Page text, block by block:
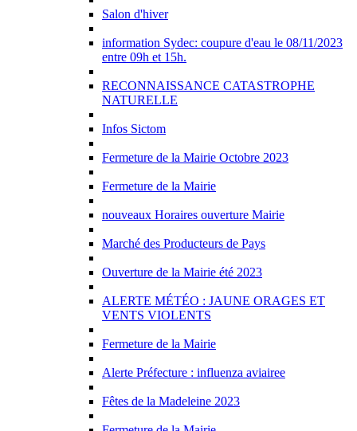
Salon d'hiver
information Sydec: coupure d'eau le 08/11/2023
entre 09h et 15h.
RECONNAISSANCE CATASTROPHE
NATURELLE
Infos Sictom
Fermeture de la Mairie Octobre 2023
Fermeture de la Mairie
nouveaux Horaires ouverture Mairie
Marché des Producteurs de Pays
Ouverture de la Mairie été 2023
ALERTE MÉTÉO : JAUNE ORAGES ET
VENTS VIOLENTS
Fermeture de la Mairie
Alerte Préfecture : influenza aviairee
Fêtes de la Madeleine 2023